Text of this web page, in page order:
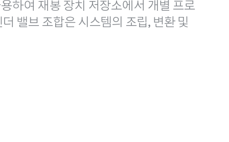
하여 재봉 장치 저장소에서 개별 프로
밸브 조합은 시스템의 조립, 변환 및